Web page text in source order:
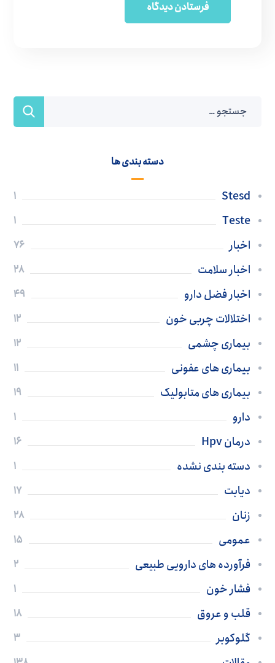
دسته بندی ها
Stesd
1
Teste
1
اخبار 76
اخبار سلامت 28
اخبار فضل دارو 49
اختلالات چربی خون 12
بیماری چشمی 12
بیماری های عفونی 11
بیماری های متابولیک 19
دارو 1
درمان Hpv 16
دسته بندی نشده 1
دیابت 17
زنان 28
عمومی 15
فرآورده های دارویی طبیعی 2
فشار خون 1
قلب و عروق 18
گلوکوبر 3